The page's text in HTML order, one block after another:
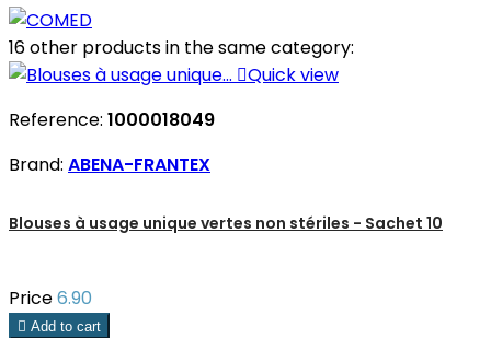
16 other products in the same category:
Quick view
Reference: 1000018049
Brand: ABENA-FRANTEX
Blouses à usage unique vertes non stériles - Sachet 10
Price6.90
 Add to cart